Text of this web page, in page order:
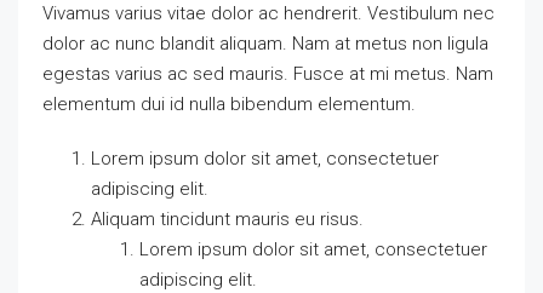
Vivamus varius vitae dolor ac hendrerit. Vestibulum nec
dolor ac nunc blandit aliquam. Nam at metus non ligula
egestas varius ac sed mauris. Fusce at mi metus. Nam
elementum dui id nulla bibendum elementum.
Lorem ipsum dolor sit amet, consectetuer
adipiscing elit.
Aliquam tincidunt mauris eu risus.
Lorem ipsum dolor sit amet, consectetuer
adipiscing elit.